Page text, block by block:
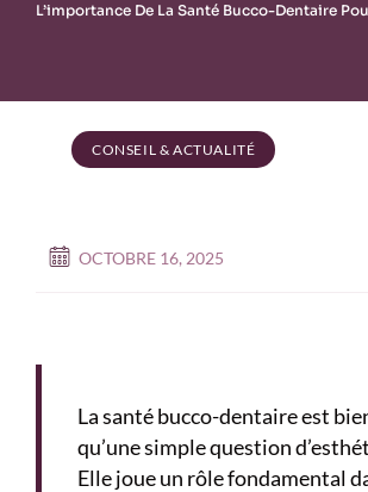
L’importance De La Santé Bucco-Dentaire
CONSEIL & ACTUALITÉ
OCTOBRE 16, 2025
La santé bucco-dentaire est
qu’une simple question
Elle joue un rôle fondamental